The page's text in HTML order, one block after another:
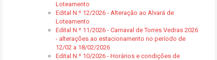
Loteamento
Edital N.º 12/2026 - Alteração ao Alvará de
Loteamento
Edital N.º 11/2026 - Carnaval de Torres Vedras 2026
- alterações ao estacionamento no período de
12/02 a 18/02/2026
Edital N.º 10/2026 - Horários e condições de